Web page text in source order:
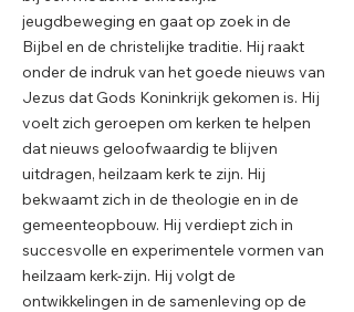
jeugdbeweging en gaat op zoek in de
Bijbel en de christelijke traditie. Hij raakt
onder de indruk van het goede nieuws van
Jezus dat Gods Koninkrijk gekomen is. Hij
voelt zich geroepen om kerken te helpen
dat nieuws geloofwaardig te blijven
uitdragen, heilzaam kerk te zijn. Hij
bekwaamt zich in de theologie en in de
gemeenteopbouw. Hij verdiept zich in
succesvolle en experimentele vormen van
heilzaam kerk-zijn. Hij volgt de
ontwikkelingen in de samenleving op de